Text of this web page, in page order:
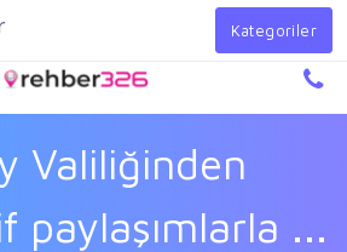
Giriş Yap
Valiliğinden
paylaşımlarla ...
Kategoriler